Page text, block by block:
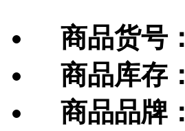
商品货号：
商品库存：
商品品牌：